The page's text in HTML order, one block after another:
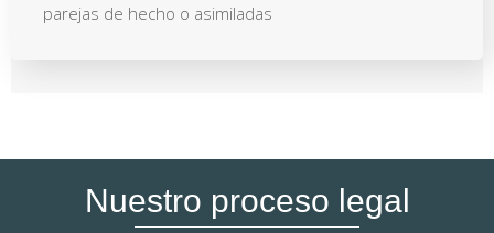
parejas de hecho o asimiladas
Nuestro proceso legal